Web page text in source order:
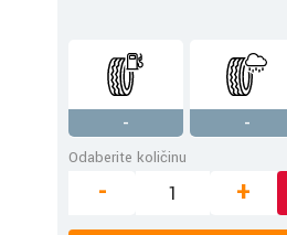
- -
Odaberite količinu
- +